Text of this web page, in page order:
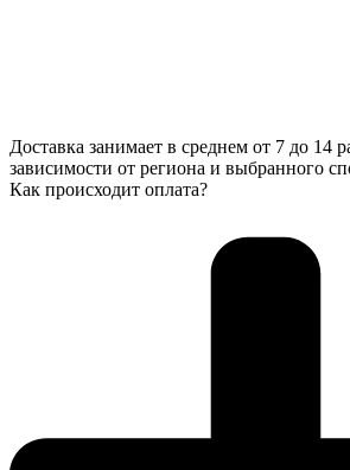
Доставка занимает в среднем от 7 до 14
зависимости от региона и выбранного
Как происходит оплата?